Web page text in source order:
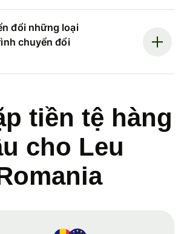
đổi những loại
chuyển đổi
tiền tệ hàng
cho Leu